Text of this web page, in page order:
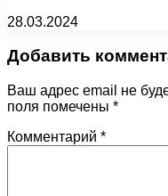
28.03.2024
Добавить
Ваш адрес email не
поля помечены *
Комментарий *